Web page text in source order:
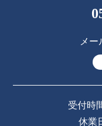
メ
受付時
休業